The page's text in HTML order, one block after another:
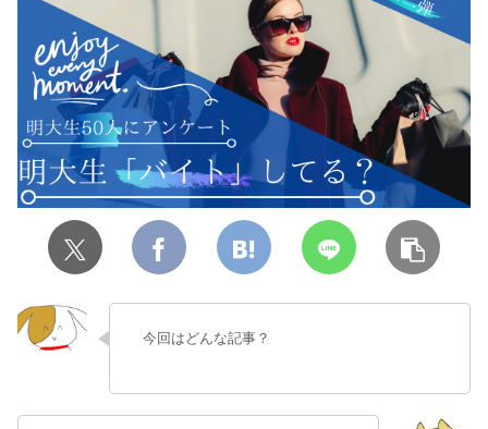
今回はどんな記事？